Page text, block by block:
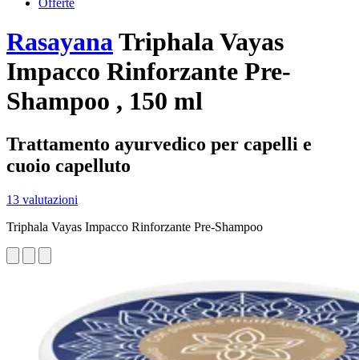
Offerte
RasayanaTriphala Vayas
Impacco Rinforzante Pre-
Shampoo , 150 ml
Trattamento ayurvedico per capelli e
cuoio capelluto
13 valutazioni
Triphala Vayas Impacco Rinforzante Pre-Shampoo